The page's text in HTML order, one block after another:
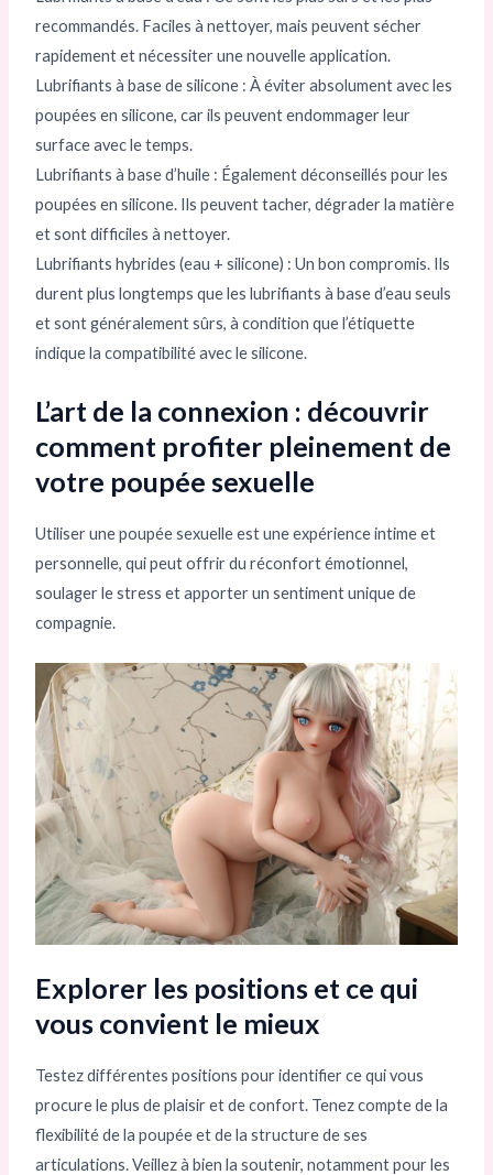
recommandés. Faciles à nettoyer, mais peuvent sécher
rapidement et nécessiter une nouvelle application.
Lubrifiants à base de silicone : À éviter absolument avec les
poupées en silicone, car ils peuvent endommager leur
surface avec le temps.
Lubrifiants à base d’huile : Également déconseillés pour les
poupées en silicone. Ils peuvent tacher, dégrader la matière
et sont difficiles à nettoyer.
Lubrifiants hybrides (eau + silicone) : Un bon compromis. Ils
durent plus longtemps que les lubrifiants à base d’eau seuls
et sont généralement sûrs, à condition que l’étiquette
indique la compatibilité avec le silicone.
L’art de la connexion : découvrir
comment profiter pleinement de
votre poupée sexuelle
Utiliser une poupée sexuelle est une expérience intime et
personnelle, qui peut offrir du réconfort émotionnel,
soulager le stress et apporter un sentiment unique de
compagnie.
Explorer les positions et ce qui
vous convient le mieux
Testez différentes positions pour identifier ce qui vous
procure le plus de plaisir et de confort. Tenez compte de la
flexibilité de la poupée et de la structure de ses
articulations. Veillez à bien la soutenir, notamment pour les